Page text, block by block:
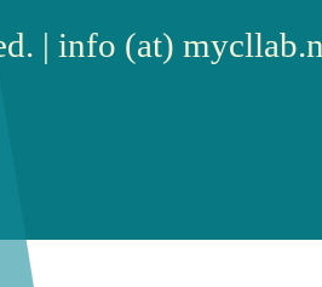
| info (at)